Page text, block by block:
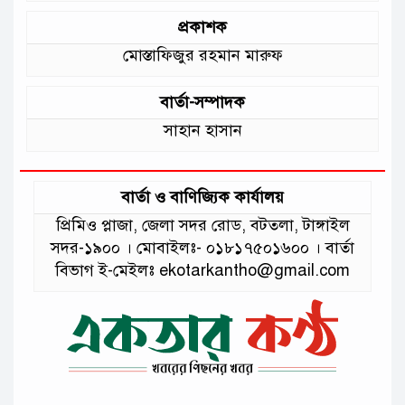
প্রকাশক
মোস্তাফিজুর রহমান মারুফ
বার্তা-সম্পাদক
সাহান হাসান
বার্তা ও বাণিজ্যিক কার্যালয়
প্রিমিও প্লাজা, জেলা সদর রোড, বটতলা, টাঙ্গাইল
সদর-১৯০০ । মোবাইলঃ- ০১৮১৭৫০১৬০০ । বার্তা
বিভাগ ই-মেইলঃ ekotarkantho@gmail.com